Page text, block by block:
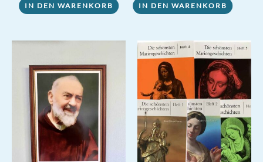
IN DEN WARENKORB IN DEN WARENKORB